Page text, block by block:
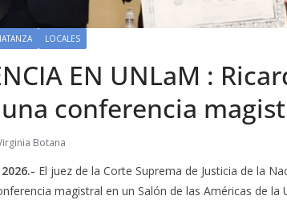
LOCALES
EN UNLaM :
conferencia
Botana
2026.- El juez de la Corte Suprema de Justicia de la
magistral en un Salón de las Américas de la